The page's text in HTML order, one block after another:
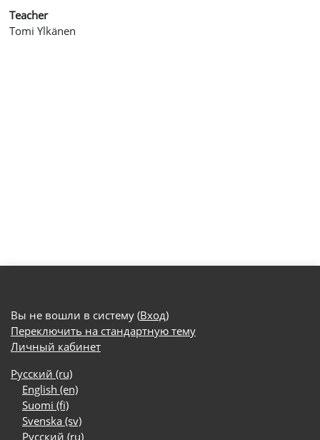
Teacher
Tomi Ylkänen
Вы не вошли в систему (Вход)
Переключить на стандартную тему
Личный кабинет
Русский ‎(ru)‎
English ‎(en)‎
Suomi ‎(fi)‎
Svenska ‎(sv)‎
Русский ‎(ru)‎